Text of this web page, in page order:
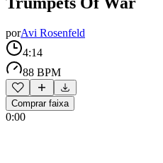
porAvi Rosenfeld
4:14
88 BPM
Comprar faixa
0:00